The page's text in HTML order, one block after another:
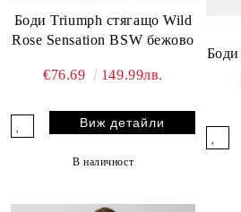
Боди Triumph стягащо Wild
Rose Sensation BSW бежово
€76.69 149.99лв.
Виж детайли
В наличност